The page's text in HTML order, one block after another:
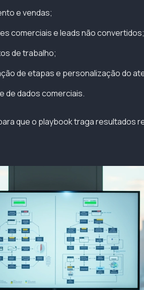
e vendas;
comerciais e leads não convertidos;
de trabalho;
de etapas e personalização do
de dados comerciais.
que o playbook traga resultados